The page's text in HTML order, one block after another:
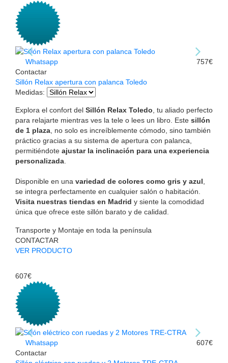
Whatsapp
Contactar
757€
Sillón Relax apertura con palanca Toledo
Medidas:
Explora el confort del Sillón Relax Toledo, tu aliado perfecto
para relajarte mientras ves la tele o lees un libro. Este sillón
de 1 plaza, no solo es increíblemente cómodo, sino también
práctico gracias a su sistema de apertura con palanca,
permitiéndote ajustar la inclinación para una experiencia
personalizada.
Disponible en una variedad de colores como gris y azul,
se integra perfectamente en cualquier salón o habitación.
Visita nuestras tiendas en Madrid y siente la comodidad
única que ofrece este sillón barato y de calidad.
Transporte y Montaje en toda la península
CONTACTAR
VER PRODUCTO
607€
Whatsapp
Contactar
607€